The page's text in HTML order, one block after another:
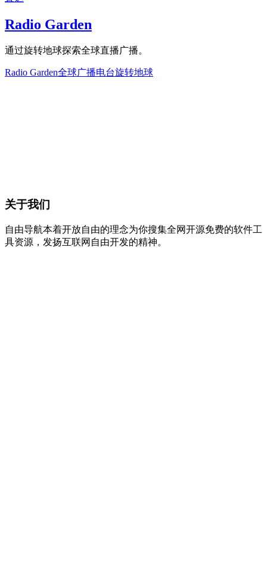
Radio Garden
通过旋转地球探索全球直播广播。
Radio Garden全球广播电台旋转地球
关于我们
自由导航本着开放自由的理念为你搜集全网开源免费的软件工
具资源，发扬互联网自由开发的精神。